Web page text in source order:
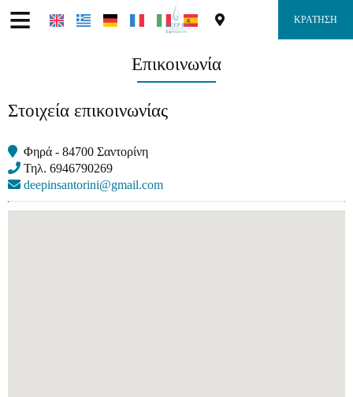
≡ ΚΡΆΤΗΣΗ
Τοποθεσία
Διαμονή
Παροχές
Επικοινωνία
Στοιχεία επικοινωνίας
Φηρά - 84700 Σαντορίνη
Τηλ. 6946790269
deepinsantorini@gmail.com